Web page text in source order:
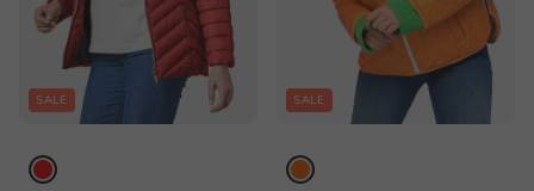
SALE SALE